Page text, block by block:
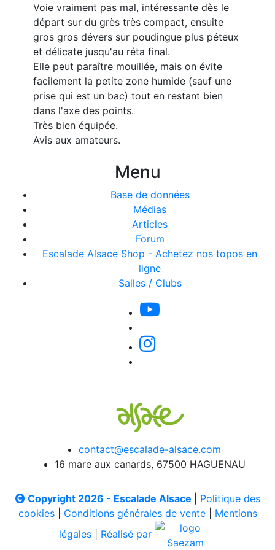
Voie vraiment pas mal, intéressante dès le
départ sur du grès très compact, ensuite
gros gros dévers sur poudingue plus péteux
et délicate jusqu'au réta final.
Elle peut paraître mouillée, mais on évite
facilement la petite zone humide (sauf une
prise qui est un bac) tout en restant bien
dans l'axe des points.
Très bien équipée.
Avis aux amateurs.
Menu
Base de données
Médias
Articles
Forum
Escalade Alsace Shop - Achetez nos topos en
ligne
Salles / Clubs
contact@escalade-alsace.com
16 mare aux canards, 67500 HAGUENAU
Copyright 2026 - Escalade Alsace
Politique des
cookies| Conditions générales de vente| Mentions
légales
Réalisé par